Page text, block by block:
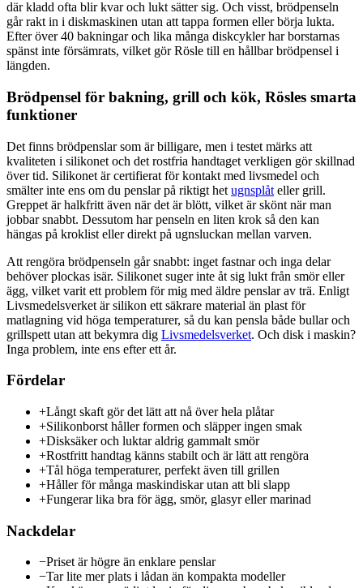
där kladd ofta blir kvar och lukt sätter sig. Och visst, brödpenseln
går rakt in i diskmaskinen utan att tappa formen eller börja lukta.
Efter över 40 bakningar och lika många diskcykler har borstarnas
spänst inte försämrats, vilket gör Rösle till en hållbar brödpensel i
längden.
Brödpensel för bakning, grill och kök, Rösles smarta
funktioner
Det finns brödpenslar som är billigare, men i testet märks att
kvaliteten i silikonet och det rostfria handtaget verkligen gör skillnad
över tid. Silikonet är certifierat för kontakt med livsmedel och
smälter inte ens om du penslar på riktigt het ugnsplåt eller grill.
Greppet är halkfritt även när det är blött, vilket är skönt när man
jobbar snabbt. Dessutom har penseln en liten krok så den kan
hängas på kroklist eller direkt på ugnsluckan mellan varven.
Att rengöra brödpenseln går snabbt: inget fastnar och inga delar
behöver plockas isär. Silikonet suger inte åt sig lukt från smör eller
ägg, vilket varit ett problem för mig med äldre penslar av trä. Enligt
Livsmedelsverket är silikon ett säkrare material än plast för
matlagning vid höga temperaturer, så du kan pensla både bullar och
grillspett utan att bekymra dig Livsmedelsverket. Och disk i maskin?
Inga problem, inte ens efter ett år.
Fördelar
+Långt skaft gör det lätt att nå över hela plåtar
+Silikonborst håller formen och släpper ingen smak
+Disksäker och luktar aldrig gammalt smör
+Rostfritt handtag känns stabilt och är lätt att rengöra
+Tål höga temperaturer, perfekt även till grillen
+Håller för många maskindiskar utan att bli slapp
+Fungerar lika bra för ägg, smör, glasyr eller marinad
Nackdelar
−Priset är högre än enklare penslar
−Tar lite mer plats i lådan än kompakta modeller